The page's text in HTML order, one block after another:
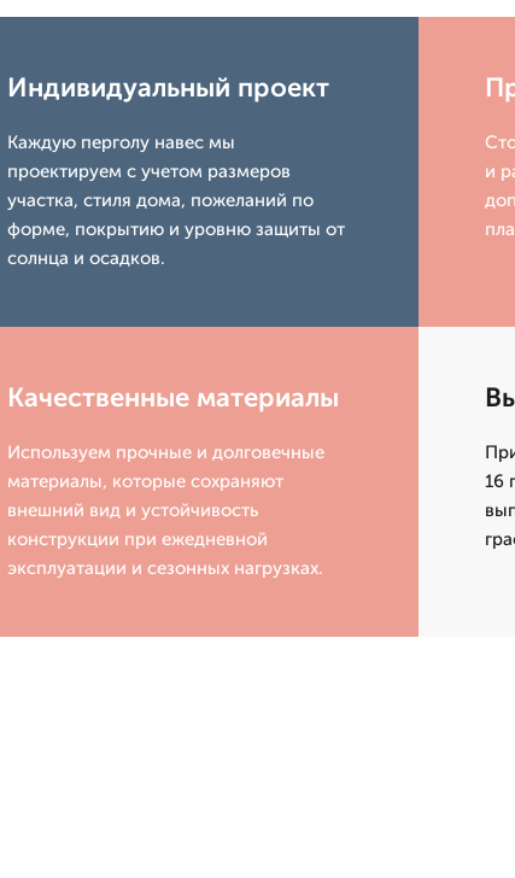
Индивидуальный проект
Каждую перголу навес мы
проектируем с учетом размеров
участка, стиля дома, пожеланий по
форме, покрытию и уровню защиты от
солнца и осадков.
и
Качественные материалы
Используем прочные и долговечные
материалы, которые сохраняют
внешний вид и устойчивость
конструкции при ежедневной
эксплуатации и сезонных нагрузках.
16